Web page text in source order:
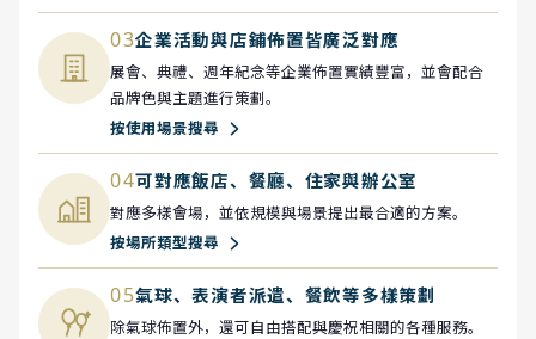
03企業活動與店鋪佈置皆廣泛對應
展會、典禮、週年紀念等企業佈置實績豐富，並會配合
品牌色與主題進行策劃。
按使用場景搜尋
04可對應飯店、餐廳、住家與辦公室
對應多樣會場，並依規模與場景提出最合適的方案。
按場所類型搜尋
05氣球、表演者派遣、餐飲等多樣策劃
除氣球佈置外，還可自由搭配與慶祝相關的各種服務。